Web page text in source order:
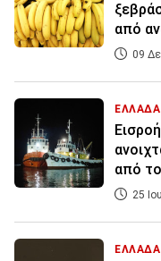
από
09
ΕΛΛΑΔΑ
από
25
ΕΛΛΑΔΑ